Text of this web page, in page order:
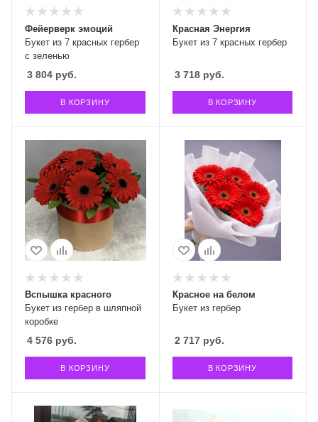
Букет из 7 красных гербер
с зеленью
Фейерверк эмоций
3 804 руб.
В КОРЗИНУ
Букет из 7 красных гербер
Красная Энергия
3 718руб.
В КОРЗИНУ
Букет из гербер в шляпной
коробке
Вспышка красного
4 576 руб.
В КОРЗИНУ
Букет из гербер
Красное на белом
2 717руб.
В КОРЗИНУ